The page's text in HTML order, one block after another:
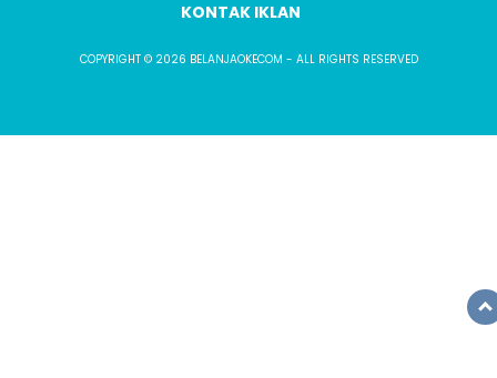
KONTAK IKLAN
COPYRIGHT © 2026 BELANJAOKECOM - ALL RIGHTS RESERVED